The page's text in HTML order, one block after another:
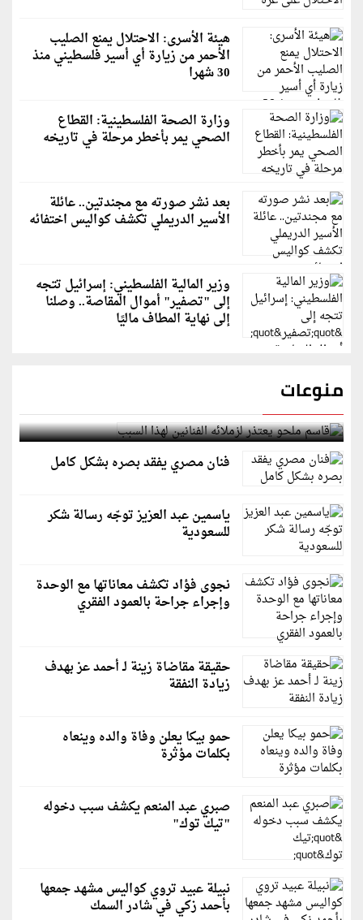
هيئة الأسرى: الاحتلال يمنع الصليب
الأحمر من زيارة أي أسير فلسطيني منذ
30 شهرا
وزارة الصحة الفلسطينية: القطاع
الصحي يمر بأخطر مرحلة في تاريخه
بعد نشر صورته مع مجندتين.. عائلة
الأسير الدريملي تكشف كواليس اختفائه
وزير المالية الفلسطيني: إسرائيل تتجه
إلى "تصفير" أموال المقاصة.. وصلنا
إلى نهاية المطاف ماليًا
منوعات
قاسم ملحو يعتذر لزملائه الفنانين لهذا السبب
فنان مصري يفقد بصره بشكل كامل
ياسمين عبد العزيز توجّه رسالة شكر
للسعودية
نجوى فؤاد تكشف معاناتها مع الوحدة
وإجراء جراحة بالعمود الفقري
حقيقة مقاضاة زينة لـ أحمد عز بهدف
زيادة النفقة
حمو بيكا يعلن وفاة والده وينعاه
بكلمات مؤثرة
صبري عبد المنعم يكشف سبب دخوله
"تيك توك"
نبيلة عبيد تروي كواليس مشهد جمعها
بأحمد زكي في شادر السمك